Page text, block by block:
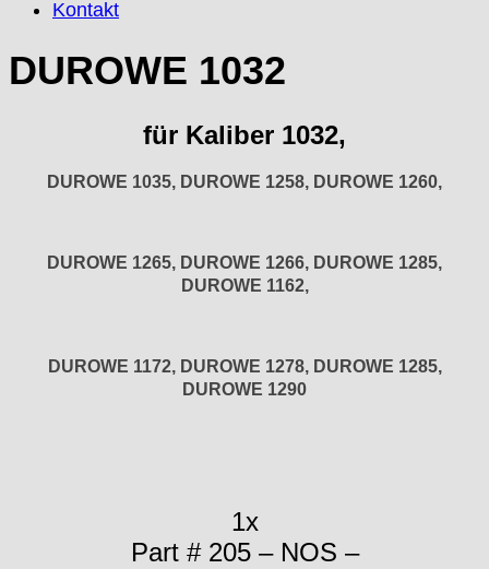
FE "France Ebauches"
GUB "Glashütter Uhrenbetrieb"
Helvetia
Index
Kontakt
DUROWE 1032
für Kaliber 1032,
DUROWE 1035, DUROWE 1258, DUROWE 1260,
DUROWE 1265, DUROWE 1266, DUROWE 1285,
DUROWE 1162,
DUROWE 1172, DUROWE 1278, DUROWE 1285,
DUROWE 1290
1x
Part # 205 – NOS –